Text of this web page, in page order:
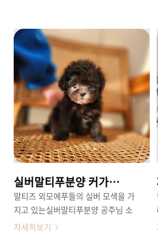
바라보는 무늬은은한 크림 화이트 모
색이예뿌게 어우러진 크림파티말티
푸 바닐랑 까불까불 난리나는 성격
보다는 혼자서 진짜 꼼지락 꼼지락
노는 성격ㅎㅎ 장난감 가지고 배 까
고 누워서뒹굴뒹굴 꼼지락 거리는 모
습 보면귀여워서 낄낄 거리게 되네용
.. 🤗😁 크림색 스누피같은 기여운 비
쥬얼 !여러 모색상을 가지고 있지만
은은한 크림 화이트 모색의파티말티
푸 친구들은 요즘 많은 분들께서 찾
아주시는 친구들이에요 ㅎㅎ 파티컬
러는 워낙 귀해서 자주 소개해드릴수
없어서 늘 아쉬움이 컸는데요번에 모
셔 온 파티말티푸 친구들 한 곳에서
만나보실 수 있습니다 😘
실버말티푸분양 커가면서 회색으로 변해요
말티즈 외모에푸들의 실버 모색을 가
지고 있는실버말티푸분양 공주님 소
개합니다 🥰여리여리한 이목구비가
자세히보기